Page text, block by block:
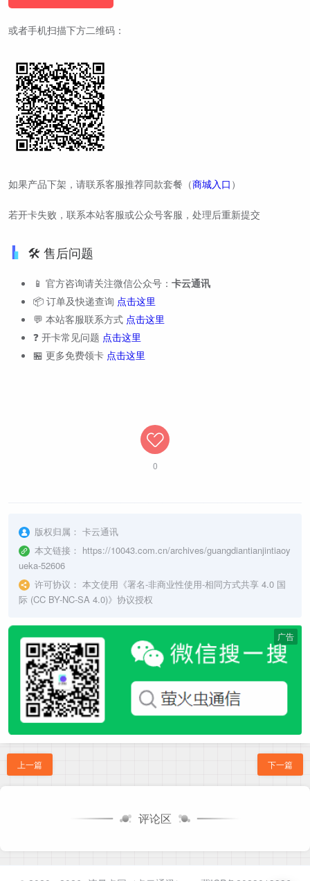
或者手机扫描下方二维码：
如果产品下架，请联系客服推荐同款套餐（商城入口 ）
若开卡失败，联系本站客服或公众号客服，处理后重新提交
🛠️ 售后问题
📱 官方咨询请关注微信公众号： 卡云通讯
📦 订单及快递查询 点击这里
💬 本站客服联系方式 点击这里
❓ 开卡常见问题 点击这里
🏪 更多免费领卡 点击这里
0
版权归属： 卡云通讯
本文链接： https://10043.com.cn/archives/guangdiantianjintiaoy
ueka-52606
许可协议： 本文使用《署名-非商业性使用-相同方式共享 4.0 国
际 (CC BY-NC-SA 4.0)》协议授权
广告
上一篇 下一篇
评论区